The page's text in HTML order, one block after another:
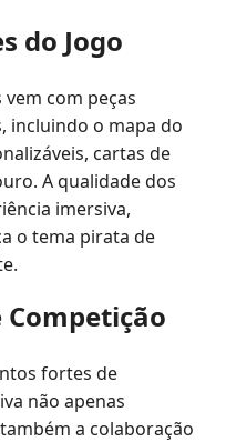
do Jogo
com peças
incluindo o mapa do
cartas de
A qualidade dos
imersiva,
o tema pirata de
fortes de
não apenas
a colaboração